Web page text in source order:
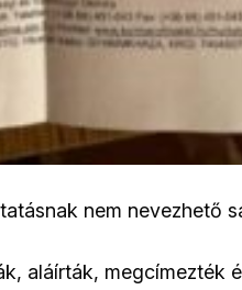
nem nevezhető
aláírták, megcímezték